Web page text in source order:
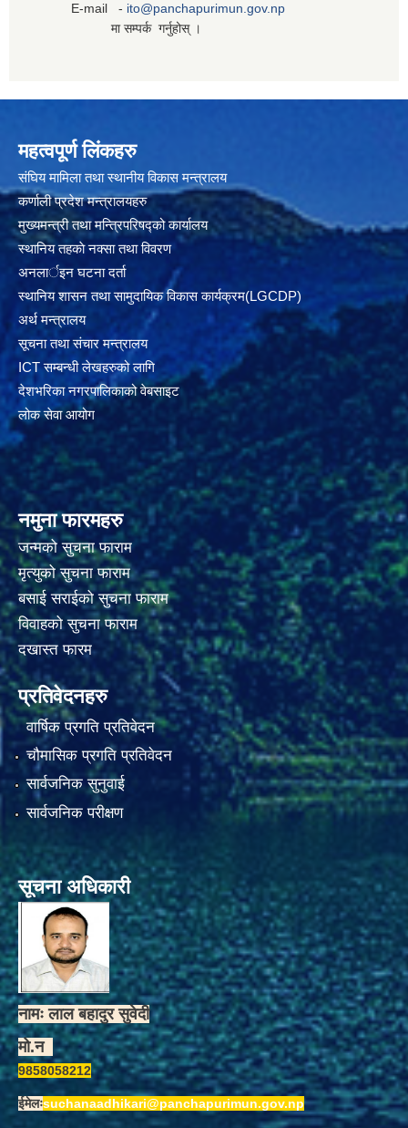
E-mail - ito@panchapurimun.gov.np
मा सम्पर्क गर्नुहोस् ।
महत्वपूर्ण लिंकहरु
संघिय मामिला तथा स्थानीय विकास मन्त्रालय
कर्णाली प्रदेश मन्त्रालयहरु
मुख्यमन्त्री तथा मन्त्रिपरिषद्को कार्यालय
स्थानिय तहकाे नक्सा तथा विवरण
अनलार्इन घटना दर्ता
स्थानिय शासन तथा सामुदायिक विकास कार्यक्रम(LGCDP)
अर्थ मन्त्रालय
सूचना तथा संचार मन्त्रालय
ICT सम्बन्धी लेखहरुको लागि
देशभरिका नगरपालिकाको वेबसाइट
लोक सेवा आयोग
नमुना फारमहरु
जन्मको सुचना फाराम
मृत्युको सुचना फाराम
बसाई सराईको सुचना फाराम
विवाहको सुचना फाराम
दखास्त फारम
प्रतिवेदनहरु
वार्षिक प्रगति प्रतिवेदन
चौमासिक प्रगति प्रतिवेदन
सार्वजनिक सुनुवाई
सार्वजनिक परीक्षण
सूचना अधिकारी
नामः लाल बहादुर सुवेदी
मो.न
9858058212
ईमेलःsuchanaadhikari@panchapurimun.gov.np